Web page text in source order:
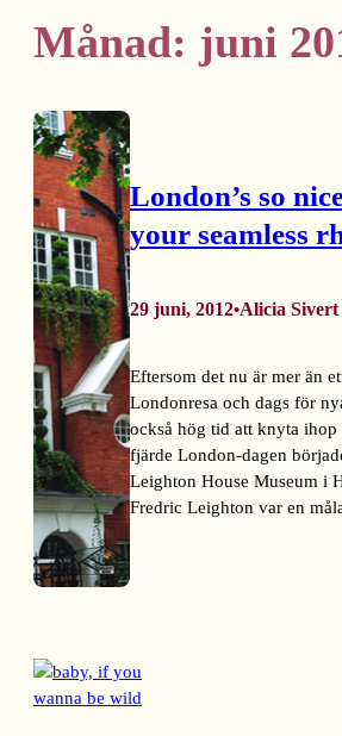
Månad: juni
London’s so
your seamless
29 juni, 2012•Alicia Sivert
Eftersom det nu är mer än
Londonresa och dags för
också hög tid att knyta ihop
fjärde London-dagen
Leighton House Museum i
Fredric Leighton var en